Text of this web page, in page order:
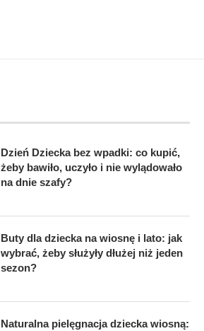
Dzień Dziecka bez wpadki: co kupić,
żeby bawiło, uczyło i nie wylądowało
na dnie szafy?
Buty dla dziecka na wiosnę i lato: jak
wybrać, żeby służyły dłużej niż jeden
sezon?
Naturalna pielęgnacja dziecka wiosną: